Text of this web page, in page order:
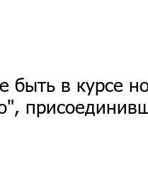
быть в курсе